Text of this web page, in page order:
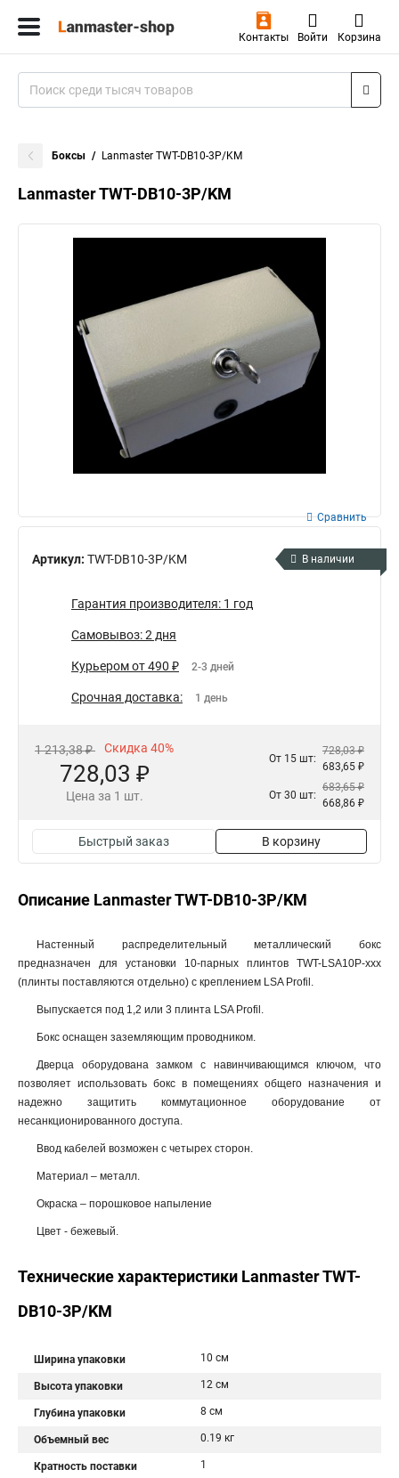
Контакты Войти Корзина
Боксы Lanmaster TWT-DB10-3P/KM
Lanmaster TWT-DB10-3P/KM
Артикул: TWT-DB10-3P/KM
Сравнить
В наличии
Гарантия производителя: 1 год
Самовывоз: 2 дня
Курьером от 490 ₽ 2-3 дней
Срочная доставка: 1 день
1 213,38 ₽ Скидка 40%
728,03 ₽
Цена за 1 шт.
От 15 шт:
728,03 ₽
683,65 ₽
От 30 шт:
683,65 ₽
668,86 ₽
Быстрый заказ В корзину
Описание Lanmaster TWT-DB10-3P/KM
Настенный распределительный металлический бокс
предназначен для установки 10-парных плинтов TWT-LSA10P-xxx
(плинты поставляются отдельно) с креплением LSA Profil.
Выпускается под 1,2 или 3 плинта LSA Profil.
Бокс оснащен заземляющим проводником.
Дверца оборудована замком с навинчивающимся ключом, что
позволяет использовать бокс в помещениях общего назначения и
надежно защитить коммутационное оборудование от
несанкционированного доступа.
Ввод кабелей возможен с четырех сторон.
Материал – металл.
Окраска – порошковое напыление
Цвет - бежевый.
Технические характеристики Lanmaster TWT-
DB10-3P/KM
Ширина упаковки 10 см
Высота упаковки 12 см
Глубина упаковки 8 см
Объемный вес 0.19 кг
Кратность поставки 1